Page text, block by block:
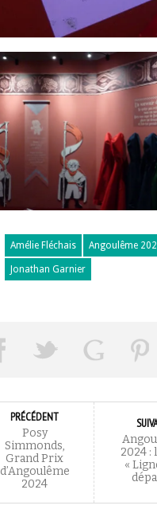
Amélie Fléchais Angoulême
Jonathan Garnier
PRÉCÉDENT
Posy
Simmonds,
Grand Prix
d’Angoulême
2024
2024 :
«